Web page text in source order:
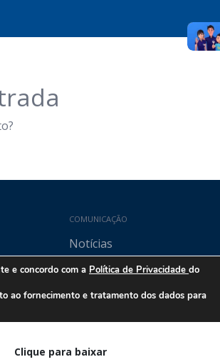
Clique para baixar